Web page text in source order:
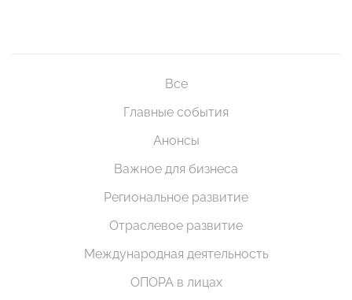
Все
Главные события
Анонсы
Важное для бизнеса
Региональное развитие
Отраслевое развитие
Международная деятельность
ОПОРА в лицах